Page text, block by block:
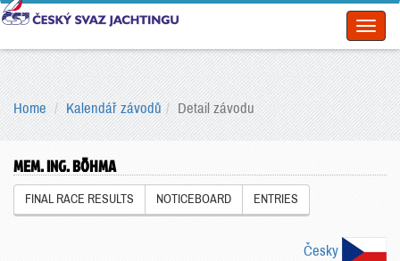
Home Kalendář závodů Detail závodu
MEM. ING. BÖHMA
FINAL RACE RESULTS NOTICEBOARD ENTRIES
Česky